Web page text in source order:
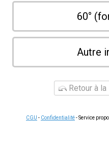
60°
Autre
Retour à
CGU - Confidentialité- Service